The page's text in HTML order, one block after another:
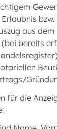
bzw.
aus dem
(bei bereits
für die